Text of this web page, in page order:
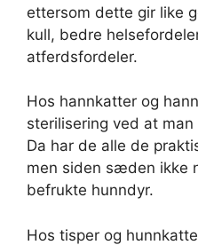
ettersom dette gir like
kull, bedre
atferdsfordeler.
Hos hannkatter og
sterilisering ved at
Da har de alle de
men siden sæden ikke
befrukte hunndyr.
Hos tisper og